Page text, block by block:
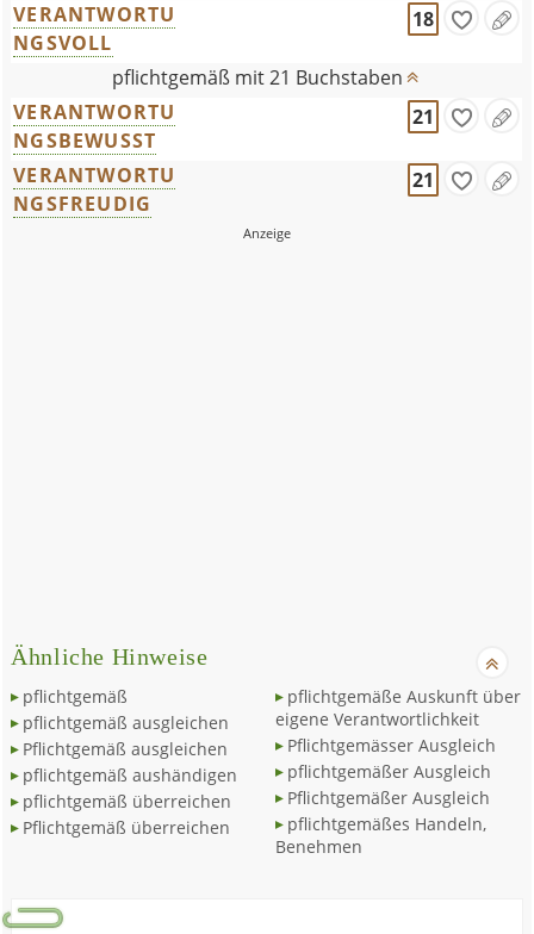
VERANTWORTU
NGSVOLL
18
pflichtgemäß mit 21 Buchstaben
VERANTWORTU
NGSBEWUSST
21
VERANTWORTU
NGSFREUDIG
21
Ähnliche Hinweise
pflichtgemäß
pflichtgemäß ausgleichen
Pflichtgemäß ausgleichen
pflichtgemäß aushändigen
pflichtgemäß überreichen
Pflichtgemäß überreichen
pflichtgemäße Auskunft über
eigene Verantwortlichkeit
Pflichtgemässer Ausgleich
pflichtgemäßer Ausgleich
Pflichtgemäßer Ausgleich
pflichtgemäßes Handeln,
Benehmen